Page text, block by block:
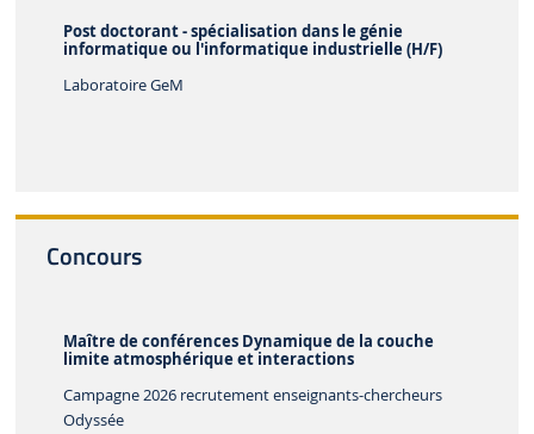
Post doctorant - spécialisation dans le génie
informatique ou l'informatique industrielle (H/F)
Laboratoire GeM
Concours
Maître de conférences Dynamique de la couche
limite atmosphérique et interactions
Campagne 2026 recrutement enseignants-chercheurs
Odyssée